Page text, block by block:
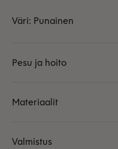
Väri: Punainen
Pesu ja hoito
Materiaalit
Valmistus